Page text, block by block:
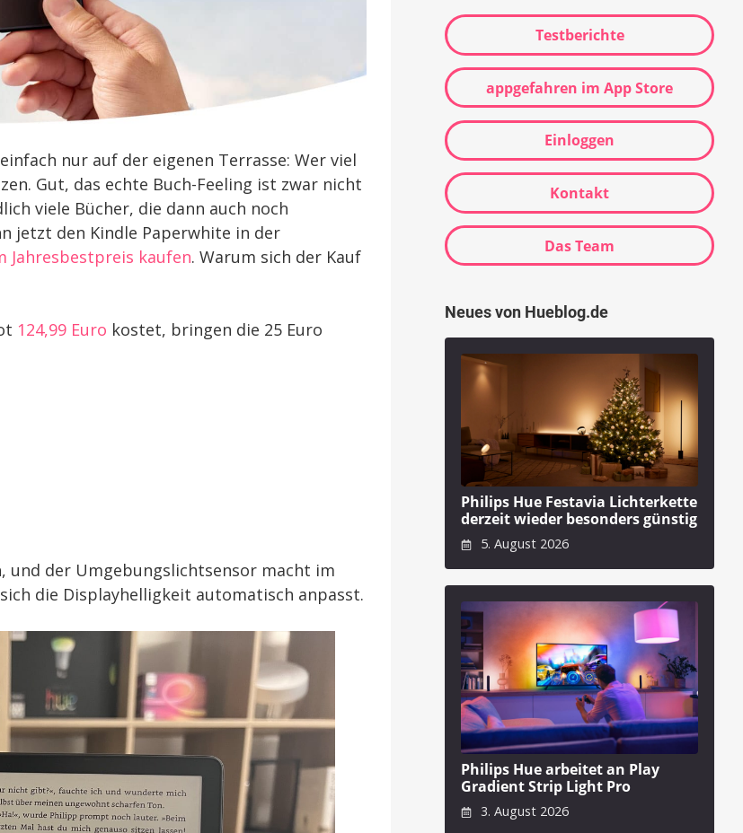
nur auf der eigenen Terrasse: Wer viel
Gut, das echte Buch-Feeling ist zwar nicht
viele Bücher, die dann auch noch
jetzt den Kindle Paperwhite in der
Jahresbestpreis kaufen. Warum sich der Kauf
124,99 Euro kostet, bringen die 25 Euro
und der Umgebungslichtsensor macht im
die Displayhelligkeit automatisch anpasst.
Testberichte
appgefahren im App Store
Einloggen
Kontakt
Das Team
Neues von Hueblog.de
Philips Hue Festavia Lichterkette
derzeit wieder besonders günstig
5. August 2026
Philips Hue arbeitet an Play
Gradient Strip Light Pro
3. August 2026